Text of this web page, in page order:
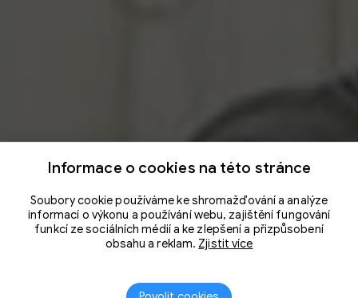
Informace o cookies na této stránce
Soubory cookie používáme ke shromažďování a analýze
informací o výkonu a používání webu, zajištění fungování
funkcí ze sociálních médií a ke zlepšení a přizpůsobení
obsahu a reklam. Zjistit více